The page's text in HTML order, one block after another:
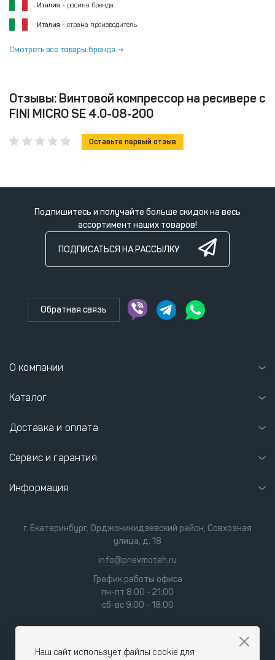
Италия - родина бренда
Италия - страна производитель
Смотреть все товары бренда
Отзывы: Винтовой компрессор на ресивере с
FINI MICRO SE 4.0-08-200
Оставьте первый отзыв
Подпишитесь и получайте больше скидок на весь
ассортимент наших товаров!
ПОДПИСАТЬСЯ НА РАССЫЛКУ
Обратная связь
О компании
Каталог
Доставка и оплата
Сервис и гарантия
Информация
г. Екатеринбург, Орджоникидзевский район, Совхозная
улица, д. 18
info@pnevmoteh.ru
График работы офиса
пн-пт 8:00 - 21:00
сб-вс 9:00 - 18:00
Наш сайт использует файлы cookie для